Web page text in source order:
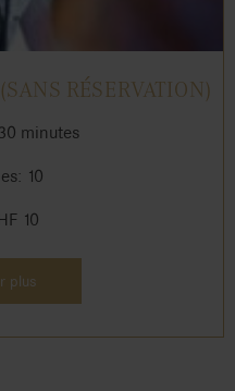
RÉSERVATION)
minutes
10
10
plus